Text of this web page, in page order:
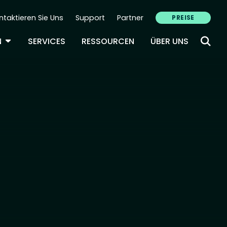
Navigation (DE)
Sie Uns Support Partner PREISE
TOGGLE DROPDOWN
SERVICES RESSOURCEN ÜBER UNS